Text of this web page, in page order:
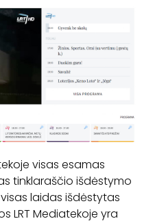
visas esamas
tinklaraščio išdėstymo
laidas išdėstytas
LRT Mediatekoje yra